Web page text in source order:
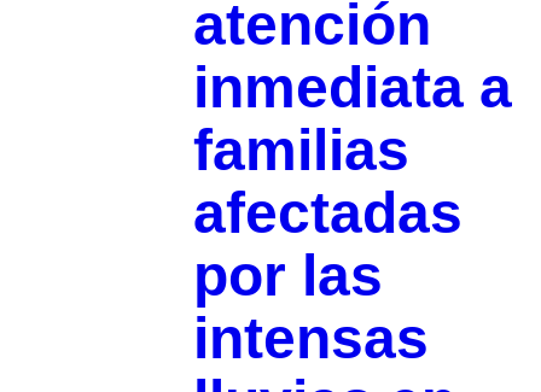
atención
inmediata a
familias
afectadas
por las
intensas